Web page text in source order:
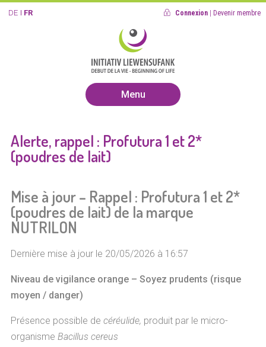
DE FR Connexion Devenir membre
Menu
Alerte, rappel : Profutura 1 et 2*
(poudres de lait)
Mise à jour – Rappel : Profutura 1 et 2*
(poudres de lait) de la marque
NUTRILON
Dernière mise à jour le 20/05/2026 à 16:57
Niveau de vigilance orange – Soyez prudents (risque
moyen / danger)
Présence possible de céréulide, produit par le micro-
organisme Bacillus cereus